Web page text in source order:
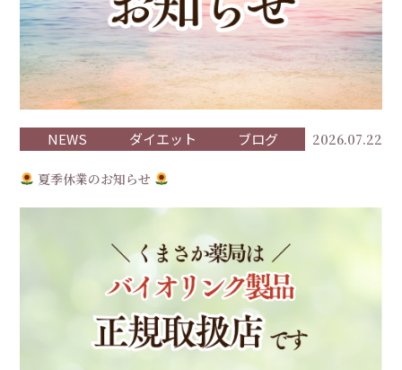
NEWS ダイエット ブログ 2026.07.22
夏季休業のお知らせ